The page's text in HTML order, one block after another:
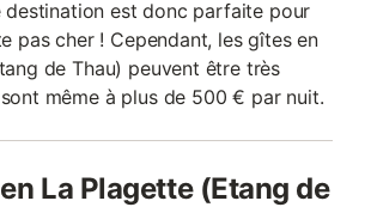
destination est donc parfaite pour
pas cher ! Cependant, les gîtes en
de Thau) peuvent être très
même à plus de 500 € par nuit.
La Plagette (Etang de